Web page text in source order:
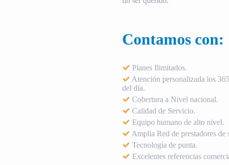
Contamos con:
Planes Ilimitados.
Atención personalizada los
del día.
Cobertura a Nivel nacional.
Calidad de Servicio.
Equipo humano de alto nivel.
Amplia Red de prestadores de
Tecnología de punta.
Excelentes referencias